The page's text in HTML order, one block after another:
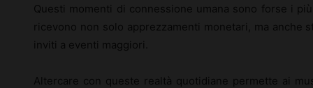
Questi momenti di connessione umana sono forse i
ricevono non solo apprezzamenti monetari, ma anche
inviti a eventi maggiori.
Altercare con queste realtà quotidiane permette ai